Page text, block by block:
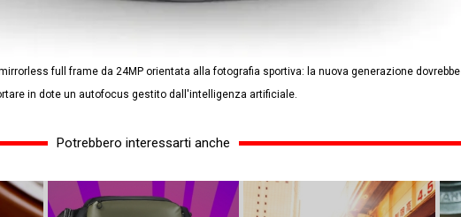
full frame da 24MP orientata alla fotografia sportiva: la nuova generazione dovrebbe
in dote un autofocus gestito dall'intelligenza artificiale.
Potrebbero interessarti anche